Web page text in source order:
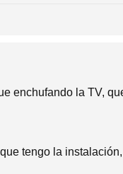
enchufando la TV,
tengo la